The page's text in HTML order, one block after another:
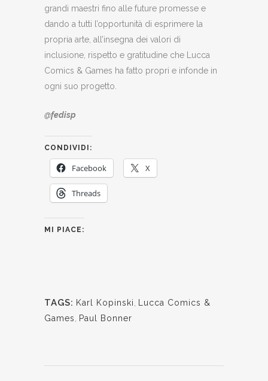
grandi maestri fino alle future promesse e
dando a tutti l’opportunità di esprimere la
propria arte, all’insegna dei valori di
inclusione, rispetto e gratitudine che Lucca
Comics & Games ha fatto propri e infonde in
ogni suo progetto.
@fedisp
CONDIVIDI:
Facebook X
Threads
MI PIACE:
TAGS: Karl Kopinski
Lucca Comics &
Games
Paul Bonner